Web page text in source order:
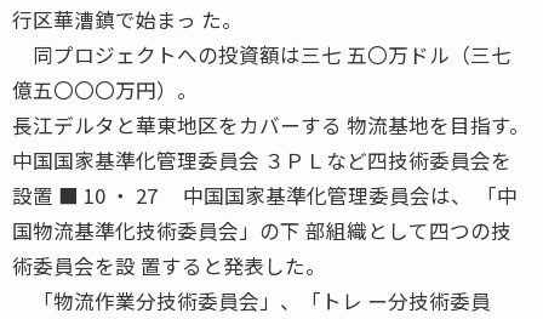
行区華漕鎮で始まっ た。
同プロジェクトへの投資額は三七 五〇万ドル（三七
億五〇〇〇万円）。
長江デルタと華東地区をカバーする 物流基地を目指す。
中国国家基準化管理委員会 ３ＰＬなど四技術委員会を
設置 ■ 10 ・ 27 中国国家基準化管理委員会は、 「中
国物流基準化技術委員会」の下 部組織として四つの技
術委員会を設 置すると発表した。
「物流作業分技術委員会」、「トレ ー分技術委員